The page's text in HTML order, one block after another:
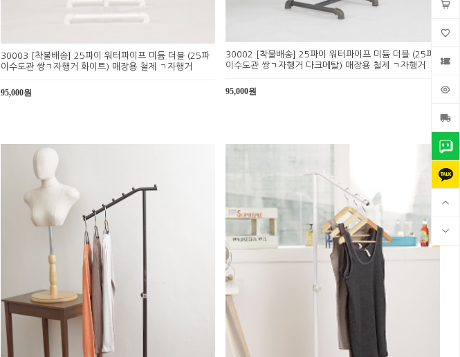
30003 [착불배송] 25파이 워터파이프 미듐 더블 (25파
이수도관 쌍ㄱ자행거 화이트) 매장용 철제 ㄱ자행거
95,000원
30002 [착불배송] 25파이 워터파이프 미듐 더블 (25파
이수도관 쌍ㄱ자행거 다크메탈) 매장용 철제 ㄱ자행거
95,000원